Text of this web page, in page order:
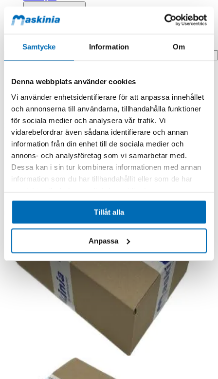
Samtycke Information Om
Denna webbplats använder cookies
Vi använder enhetsidentifierare för att anpassa innehållet
och annonserna till användarna, tillhandahålla funktioner
för sociala medier och analysera vår trafik. Vi
vidarebefordrar även sådana identifierare och annan
information från din enhet till de sociala medier och
annons- och analysföretag som vi samarbetar med.
Dessa kan i sin tur kombinera informationen med annan
information som du har tillhandahållit eller som de har
Tillåt alla
Anpassa
Search
Hem
Produkten finns i följande kategorier:
Case
Handle